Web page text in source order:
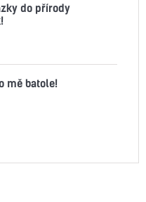
do přírody
mě batole!